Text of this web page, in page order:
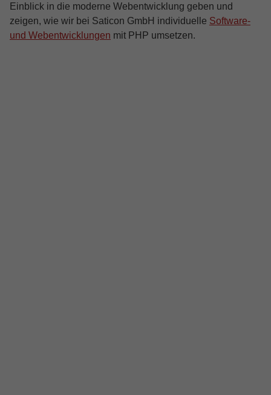
Einblick in die moderne Webentwicklung geben und
zeigen, wie wir bei Saticon GmbH individuelle Software-
und Webentwicklungen mit PHP umsetzen.